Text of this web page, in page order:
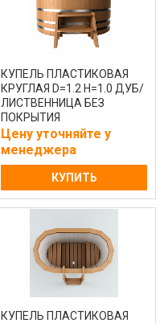
КУПЕЛЬ ПЛАСТИКОВАЯ
КРУГЛАЯ D=1.2 H=1.0 ДУБ/
ЛИСТВЕННИЦА БЕЗ
ПОКРЫТИЯ
Цену уточняйте у
менеджера
КУПИТЬ
КУПЕЛЬ ПЛАСТИКОВАЯ